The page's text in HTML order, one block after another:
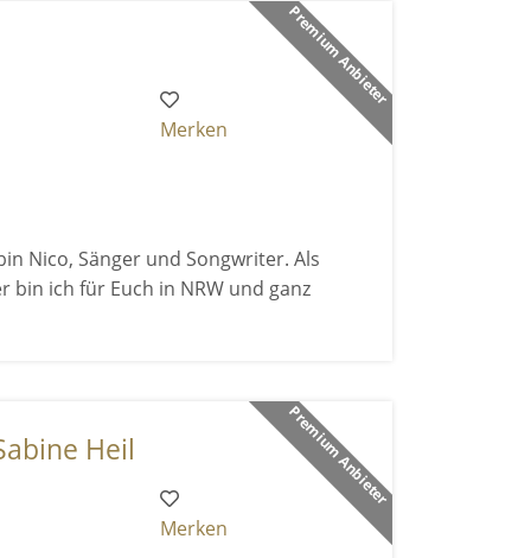
Premium Anbieter
Merken
Nico, Sänger und Songwriter. Als
bin ich für Euch in NRW und ganz
Premium Anbieter
Heil
Merken